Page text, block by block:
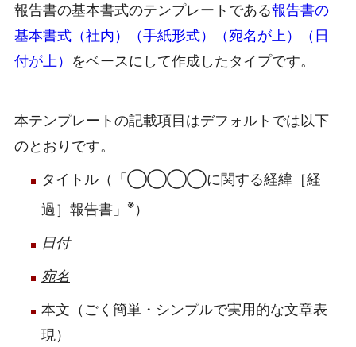
報告書の基本書式のテンプレートである報告書の
基本書式（社内）（手紙形式）（宛名が上）（日
付が上） をベースにして作成したタイプです。
本テンプレートの記載項目はデフォルトでは以下
のとおりです。
タイトル（「◯◯◯◯に関する経緯［経
過］報告書」 ※）
日付
宛名
本文（ごく簡単・シンプルで実用的な文章表
現）